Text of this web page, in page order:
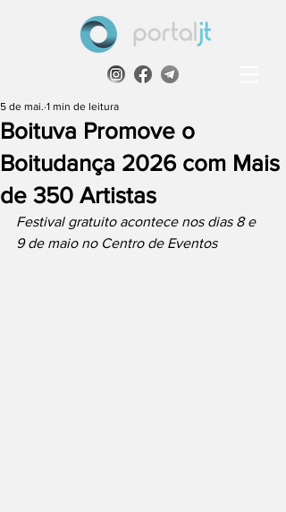
Boituva Promove o
Boitudança 2026 com Mais
de 350 Artistas
5 de mai. 1 min de leitura
Festival gratuito acontece nos dias 8 e
9 de maio no Centro de Eventos